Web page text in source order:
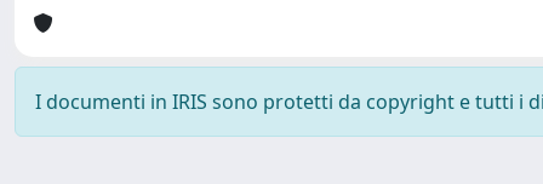
I documenti in IRIS sono protetti da copyright e tutti i